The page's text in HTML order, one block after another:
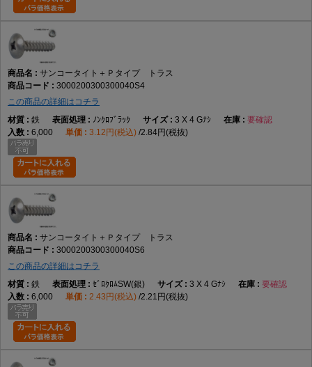
サンコータイト＋Ｐタイプ トラス
3000200300300040S4
この商品の詳細はコチラ
鉄
ﾉﾝｸﾛﾌﾞﾗｯｸ 3 X 4 Gﾅｼ
要確認
6,000
3.12円(税込) 2.84円(税抜)
サンコータイト＋Ｐタイプ トラス
3000200300300040S6
この商品の詳細はコチラ
鉄
ｾﾞﾛｸﾛﾑSW(銀) 3 X 4 Gﾅｼ
要確認
6,000
2.43円(税込) 2.21円(税抜)